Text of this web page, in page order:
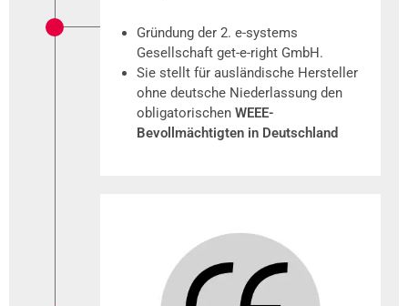
Gründung der 2. e-systems
Gesellschaft get-e-right GmbH.
Sie stellt für ausländische Hersteller
ohne deutsche Niederlassung den
obligatorischen WEEE-
Bevollmächtigten in Deutschland